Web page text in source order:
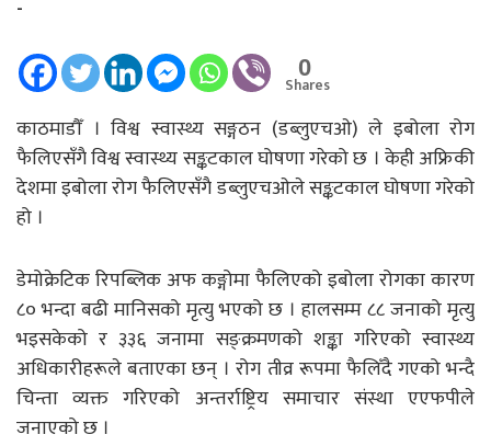
-
0
Shares
काठमाडौँ । विश्व स्वास्थ्य सङ्गठन (डब्लुएचओ) ले इबोला रोग
फैलिएसँगै विश्व स्वास्थ्य सङ्कटकाल घोषणा गरेको छ । केही अफ्रिकी
देशमा इबोला रोग फैलिएसँगै डब्लुएचओले सङ्कटकाल घोषणा गरेको
हो ।
डेमोक्रेटिक रिपब्लिक अफ कङ्गोमा फैलिएको इबोला रोगका कारण
८० भन्दा बढी मानिसको मृत्यु भएको छ । हालसम्म ८८ जनाको मृत्यु
भइसकेको र ३३६ जनामा सङ्क्रमणको शङ्का गरिएको स्वास्थ्य
अधिकारीहरूले बताएका छन् । रोग तीव्र रूपमा फैलिँदै गएको भन्दै
चिन्ता व्यक्त गरिएको अन्तर्राष्ट्रिय समाचार संस्था एएफपीले
जनाएको छ ।